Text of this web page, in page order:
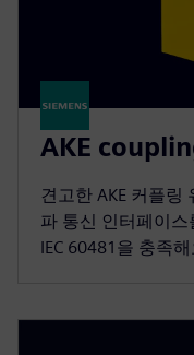
AKE
견고한 AKE 커플링
파 통신 인터페이
IEC 60481을 충족해